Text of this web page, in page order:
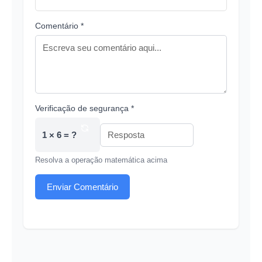
Comentário *
Verificação de segurança *
1 × 6 = ?
Resolva a operação matemática acima
Enviar Comentário